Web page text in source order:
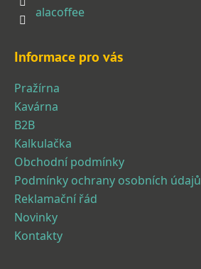
alacoffee
Informace pro vás
Pražírna
Kavárna
B2B
Kalkulačka
Obchodní podmínky
Podmínky ochrany osobních údajů
Reklamační řád
Novinky
Kontakty